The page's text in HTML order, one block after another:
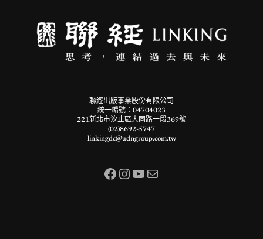
聯經出版事業股份有限公司
統一編號：04704023
221新北市汐止區大同路一段369號
(02)8692-5747
linkingdc@udngroup.com.tw
Facebook InstagramYouTube 電子郵件